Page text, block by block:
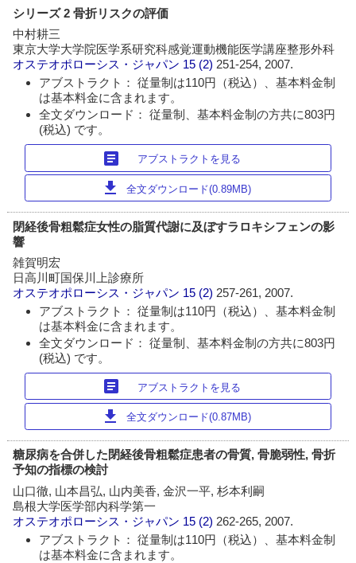
シリーズ 2 骨折リスクの評価
中村耕三
東京大学大学院医学系研究科感覚運動機能医学講座整形外科
オステオポローシス・ジャパン 15 (2) 251-254, 2007.
アブストラクト： 従量制は110円（税込）、基本料金制
は基本料金に含まれます。
全文ダウンロード： 従量制、基本料金制の方共に803円
(税込) です。
article アブストラクトを見る
download 全文ダウンロード(0.89MB)
閉経後骨粗鬆症女性の脂質代謝に及ぼすラロキシフェンの影
響
雑賀明宏
日高川町国保川上診療所
オステオポローシス・ジャパン 15 (2) 257-261, 2007.
アブストラクト： 従量制は110円（税込）、基本料金制
は基本料金に含まれます。
全文ダウンロード： 従量制、基本料金制の方共に803円
(税込) です。
article アブストラクトを見る
download 全文ダウンロード(0.87MB)
糖尿病を合併した閉経後骨粗鬆症患者の骨質, 骨脆弱性, 骨折
予知の指標の検討
山口徹, 山本昌弘, 山内美香, 金沢一平, 杉本利嗣
島根大学医学部内科学第一
オステオポローシス・ジャパン 15 (2) 262-265, 2007.
アブストラクト： 従量制は110円（税込）、基本料金制
は基本料金に含まれます。